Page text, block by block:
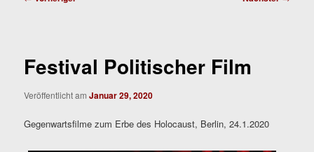
Festival Politischer Film
Veröffentlicht amJanuar 29, 2020
Gegenwartsfilme zum Erbe des Holocaust, Berlin, 24.1.2020